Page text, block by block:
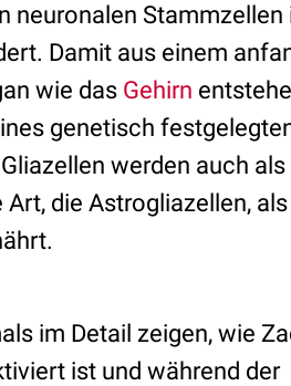
neuronalen Stammzellen
Damit aus einem
wie das Gehirn
genetisch
werden auch als
die Astrogliazel­len,
im Detail zeigen, wie
ist und während der